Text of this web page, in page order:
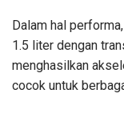
Dalam hal
1.5 liter dengan
menghasilkan
cocok untuk